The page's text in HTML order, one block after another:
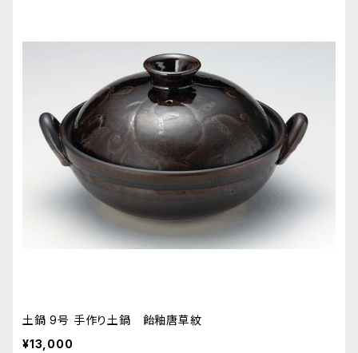
土鍋 9号 手作り土鍋 飴釉唐草紋
¥13,000